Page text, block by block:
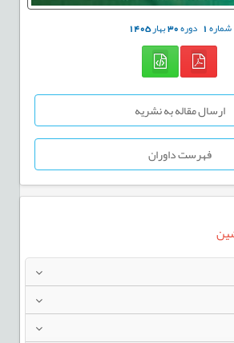
شماره1 دوره30بهار1405
ارسال مقاله به نشریه
فهرست داوران